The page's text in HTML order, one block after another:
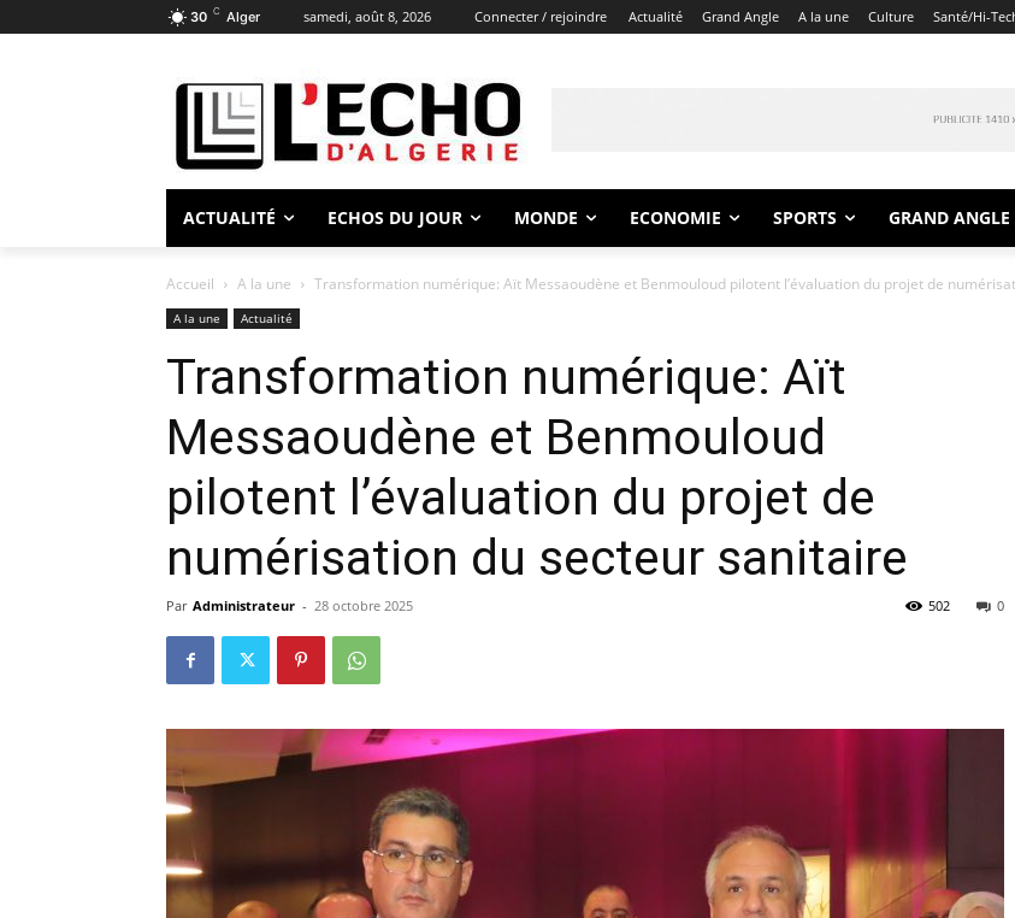
30 C Alger samedi, août 8, 2026 Connecter / rejoindre Actualité Grand Angle A la une Culture Santé/Hi-
ACTUALITÉ ECHOS DU JOUR MONDE ECONOMIE SPORTS GRAND ANGLE
Accueil A la une Transformation numérique: Aït Messaoudène et Benmouloud pilotent l’évaluation du projet de
A la une Actualité
Transformation numérique: Aït
Messaoudène et Benmouloud
pilotent l’évaluation du projet de
numérisation du secteur sanitaire
Par Administrateur - 28 octobre 2025 0
502